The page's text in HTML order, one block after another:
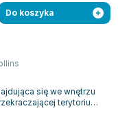
Do koszyka
się we wnętrzu
terytorium
miej...